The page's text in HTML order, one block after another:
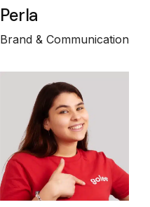
Perla
Brand & Communication